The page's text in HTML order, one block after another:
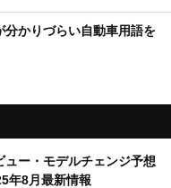
分かりづらい自動車用語を
ュー・モデルチェンジ予想
年8月最新情報